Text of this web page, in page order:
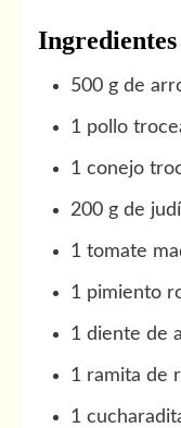
Ingredientes
500 g de
1 pollo
1 conejo
200 g de
1 tomate
1 pimiento
1 diente de
1 ramita de
1